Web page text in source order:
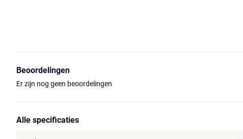
Beoordelingen
Er zijn nog geen beoordelingen
Alle specificaties